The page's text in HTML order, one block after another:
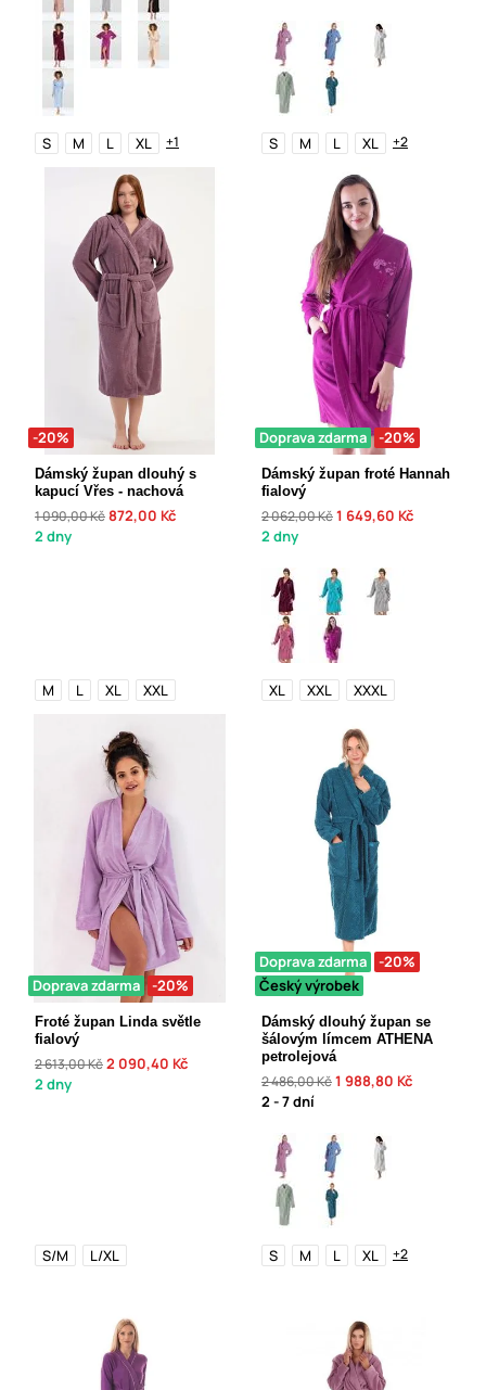
S M L XL +1 S M L XL +2
-20%
Dámský župan dlouhý s
kapucí Vřes - nachová
1 090,00 Kč872,00 Kč
2 dny
M L XL XXL
Doprava zdarma -20%
Dámský župan froté Hannah
fialový
2 062,00 Kč1 649,60 Kč
2 dny
XL XXL XXXL
Doprava zdarma -20%
Froté župan Linda světle
fialový
2 613,00 Kč2 090,40 Kč
2 dny
S/M L/XL
Doprava zdarma
-20%
Český výrobek
Dámský dlouhý župan se
šálovým límcem ATHENA
petrolejová
2 486,00 Kč1 988,80 Kč
2 - 7 dní
S M L XL +2